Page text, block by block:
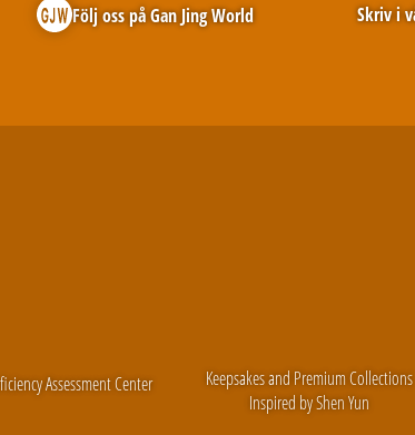
Följ oss på Gan Jing World Skriv i
Assessment Center
Keepsakes and Premium Collections
Inspired by Shen Yun